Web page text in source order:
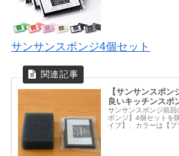
サンサンスポンジ4個セット
【サンサンスポ
良いキッチンスポ
サンサンスポンジ前回
ポンジ】4個セットを
イプ】、カラーは【ブ